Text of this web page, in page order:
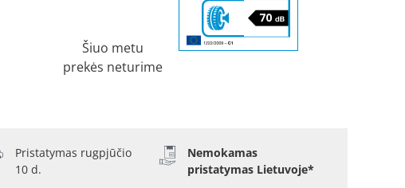
Šiuo metu
prekės neturime
Pristatymas rugpjūčio
10 d.
Nemokamas
pristatymas Lietuvoje*